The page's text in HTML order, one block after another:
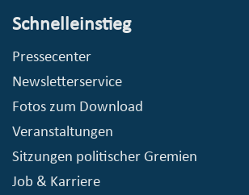
Schnelleinstieg
Pressecenter
Newsletterservice
Fotos zum Download
Veranstaltungen
Sitzungen politischer Gremien
Job & Karriere